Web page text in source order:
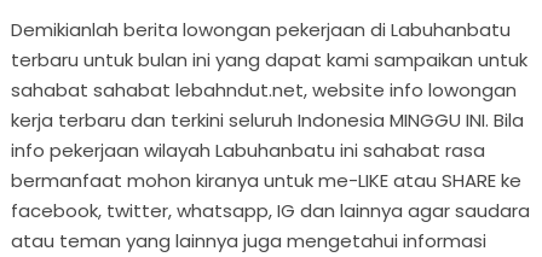
Demikianlah berita lowongan pekerjaan di Labuhanbatu
terbaru untuk bulan ini yang dapat kami sampaikan untuk
sahabat sahabat lebahndut.net, website info lowongan
kerja terbaru dan terkini seluruh Indonesia MINGGU INI. Bila
info pekerjaan wilayah Labuhanbatu ini sahabat rasa
bermanfaat mohon kiranya untuk me-LIKE atau SHARE ke
facebook, twitter, whatsapp, IG dan lainnya agar saudara
atau teman yang lainnya juga mengetahui informasi